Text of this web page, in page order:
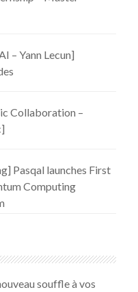
– Yann Lecun]
Collaboration –
Pasqal launches First
Computing
souffle à vos